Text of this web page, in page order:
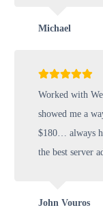
Michael
Worked with
showed me a
$180… always
the best server
John Vouros